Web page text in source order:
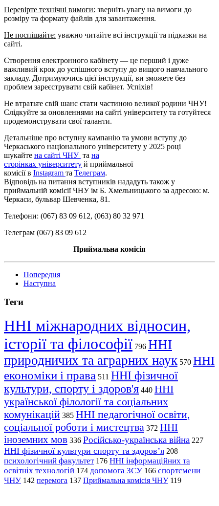
Перевірте технічні вимоги: зверніть увагу на вимоги до
розміру та формату файлів для завантаження.
Не поспішайте: уважно читайте всі інструкції та підказки на
сайті.
Створення електронного кабінету — це перший і дуже
важливий крок до успішного вступу до вищого навчального
закладу. Дотримуючись цієї інструкції, ви зможете без
проблем зареєструвати свій кабінет. Успіхів!
Не втратьте свій шанс стати частиною великої родини ЧНУ!
Слідкуйте за оновленнями на сайті університету та готуйтеся
продемонструвати свої таланти.
Детальніше про вступну кампанію та умови вступу до
Черкаського національного університету у 2025 році
шукайте на сайті ЧНУ та на
сторінках університету й приймальної
комісії в Іnstagram та Телеграм.
Відповідь на питання вступників нададуть також у
приймальній комісії ЧНУ ім Б. Хмельницького за адресою: м.
Черкаси, бульвар Шевченка, 81.
Телефони: (067) 83 09 612, (063) 80 32 971
Телеграм (067) 83 09 612
Приймальна комісія
Попередня
Наступна
Теги
ННІ міжнародних відносин,
історії та філософії 796 ННІ
природничих та аграрних наук 570 ННІ
економіки і права 511 ННІ фізичної
культури, спорту і здоров'я 440 ННІ
української філології та соціальних
комунікацій 385 ННІ педагогічної освіти,
соціальної роботи і мистецтва 372 ННІ
іноземних мов 336 Російсько-українська війна 227
ННІ фізичної культури спорту та здоров’я 208
психологічний факультет 176 ННІ інформаційних та
освітніх технологій 174 допомога ЗСУ 166 спортсмени
ЧНУ 142 перемога 137 Приймальна комісія ЧНУ 119